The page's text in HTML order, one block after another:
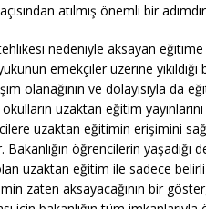
atılmış önemli bir
nedeniyle aksayan
emekçiler üzerine
olanağının ve dolayısıyla da
uzaktan eğitim
uzaktan eğitimin erişimini
öğrencilerin yaşadığı
uzaktan eğitim ile sadece
zaten aksayacağının bir